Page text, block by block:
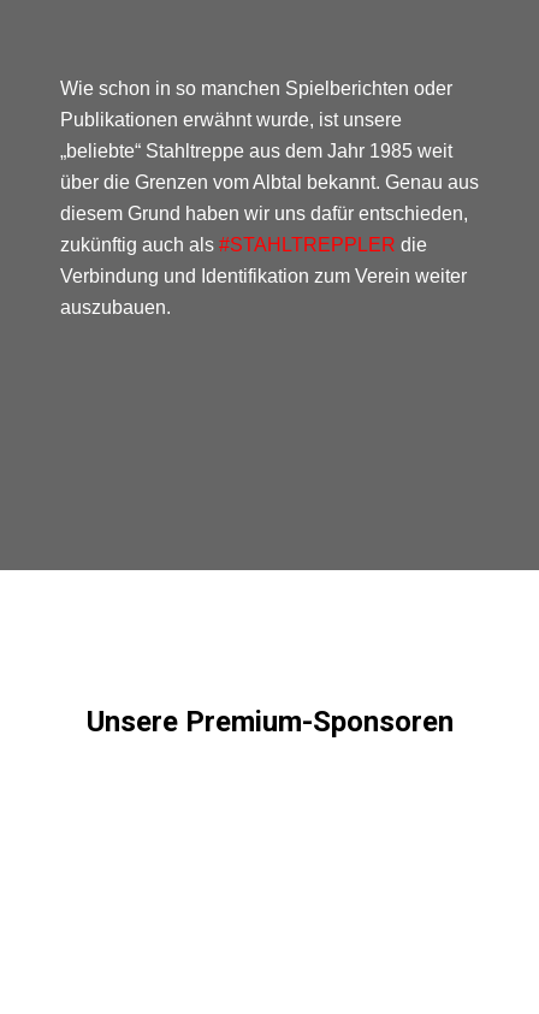
Wie schon in so manchen Spielberichten oder
Publikationen erwähnt wurde, ist unsere
„beliebte“ Stahltreppe aus dem Jahr 1985 weit
über die Grenzen vom Albtal bekannt. Genau aus
diesem Grund haben wir uns dafür entschieden,
zukünftig auch als #STAHLTREPPLER die
Verbindung und Identifikation zum Verein weiter
auszubauen.
Unsere Premium-Sponsoren